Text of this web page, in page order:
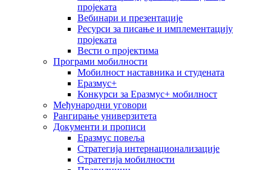
пројеката
Вебинари и презентације
Ресурси за писање и имплементацију
пројеката
Вести о пројектима
Програми мобилности
Мобилност наставника и студената
Еразмус+
Конкурси за Еразмус+ мобилност
Међународни уговори
Рангирање универзитета
Документи и прописи
Еразмус повеља
Стратегија интернационализације
Стратегија мобилности